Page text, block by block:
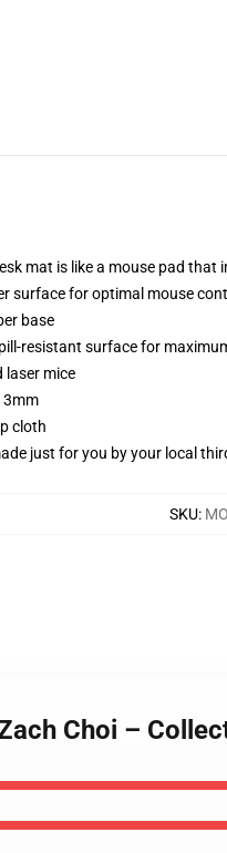
mat is like a mouse pad
surface for optimal mouse
base
resistant surface for
laser mice
3mm
cloth
just for you by your local
SKU:
Choi –